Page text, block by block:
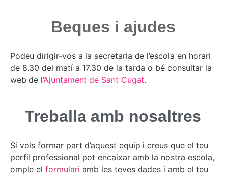
Beques i ajudes
Podeu dirigir-vos a la secretaria de l’escola en horari
de 8.30 del matí a 17.30 de la tarda o bé consultar la
web de l’Ajuntament de Sant Cugat.
Treballa amb nosaltres
Si vols formar part d’aquest equip i creus que el teu
perfil professional pot encaixar amb la nostra escola,
omple el formulari amb les teves dades i amb el teu